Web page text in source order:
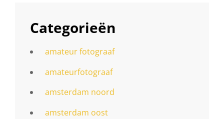
Categorieën
amateur fotograaf
amateurfotograaf
amsterdam noord
amsterdam oost